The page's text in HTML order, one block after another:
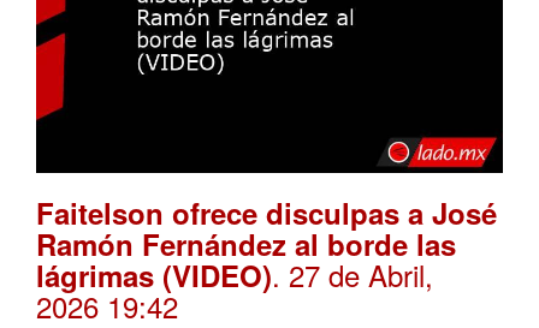
Faitelson ofrece disculpas a José
Ramón Fernández al borde las
lágrimas (VIDEO). 27 de Abril,
2026 19:42